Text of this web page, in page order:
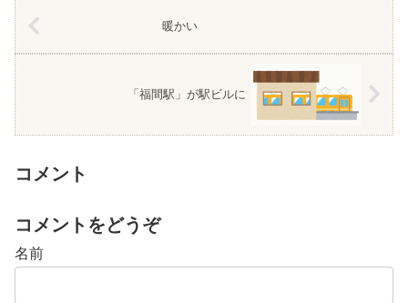
暖かい
「福間駅」が駅ビルに
コメント
コメントをどうぞ
名前